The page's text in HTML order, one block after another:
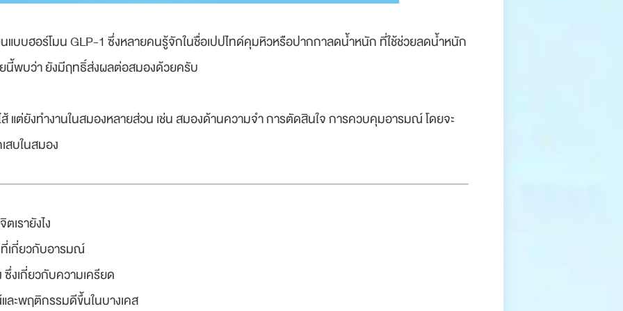
บบฮอร์โมน GLP-1 ซึ่งหลายคนรู้จักในชื่อเปปไทด์คุมหิวหรือปากกาลดน้ำหนัก ที่ใช้ช่วยลดน้ำหนัก
นี้พบว่า ยังมีฤทธิ์ส่งผลต่อสมองด้วยครับ
ส้ แต่ยังทำงานในสมองหลายส่วน เช่น สมองด้านความจำ การตัดสินใจ การควบคุมอารมณ์ โดยจะ
สบในสมอง
เรายังไง
เกี่ยวกับอารมณ์
งเกี่ยวกับความเครียด
ะพฤติกรรมดีขึ้นในบางเคส